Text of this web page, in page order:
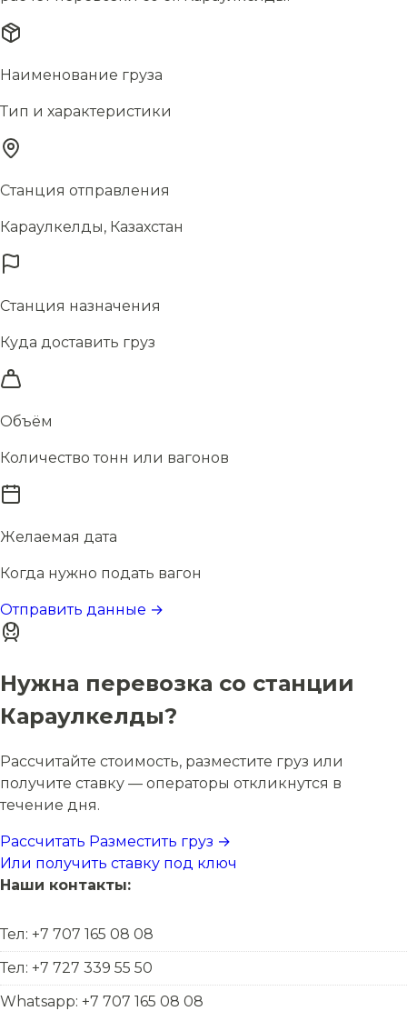
Наименование груза
Тип и характеристики
Станция отправления
Караулкелды, Казахстан
Станция назначения
Куда доставить груз
Объём
Количество тонн или вагонов
Желаемая дата
Когда нужно подать вагон
Отправить данные →
Нужна перевозка со станции
Караулкелды?
Рассчитайте стоимость, разместите груз или
получите ставку — операторы откликнутся в
течение дня.
Рассчитать Разместить груз →
Или получить ставку под ключ
Наши контакты:
Тел: +7 707 165 08 08
Тел: +7 727 339 55 50
Whatsapp: +7 707 165 08 08